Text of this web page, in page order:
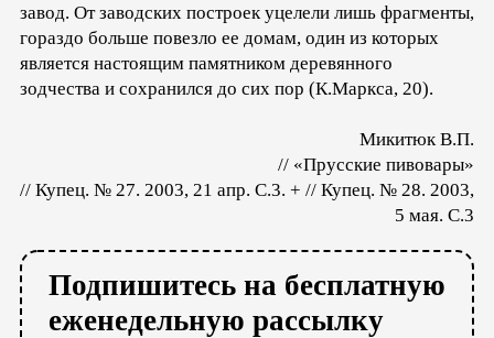
завод. От заводских построек уцелели лишь фрагменты,
гораздо больше повезло ее домам, один из которых
является настоящим памятником деревянного
зодчества и сохранился до сих пор (К.Маркса, 20).
Микитюк В.П.
// «Прусские пивовары»
// Купец. № 27. 2003, 21 апр. С.3. + // Купец. № 28. 2003,
5 мая. С.3
Подпишитесь на бесплатную
еженедельную рассылку